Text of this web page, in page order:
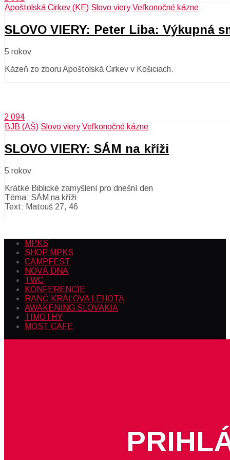
Apoštolská Cirkev (KE) Slovo viery Veľkonočné kázne
SLOVO VIERY: Peter Liba: Výkupná
5 rokov
Kázeň zo zboru Apoštolská Cirkev v Košiciach.
2 094
BJB (AŠ) Slovo viery Veľkonočné kázne
SLOVO VIERY: SÁM na kříži
5 rokov
Krátké Biblické zamyšlení pro dnešní den
Téma: SÁM na kříži
Text: Matouš 27, 46
MPKS
SHOP MPKS
CAMPFEST
NOVÁ DNA
TWC
KONFERENCIE
RANČ KRÁĽOVA LEHOTA
AWAKENING SLOVAKIA
TIMOTHY
MOST CAFE